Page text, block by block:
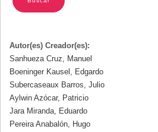
Autor(es) Creador(es):
Sanhueza Cruz, Manuel
Boeninger Kausel, Edgardo
Subercaseaux Barros, Julio
Aylwin Azócar, Patricio
Jara Miranda, Eduardo
Pereira Anabalón, Hugo